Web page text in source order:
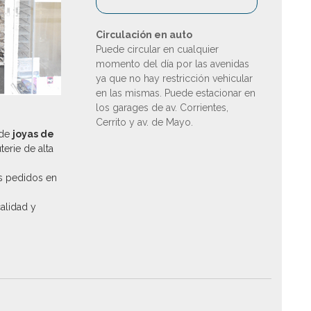
joyas de
de alta
pedidos en
y
Circulación en auto
Puede circular en cualquier
momento del día por las avenidas
ya que no hay restricción vehicular
en las mismas. Puede estacionar en
los garages de av. Corrientes,
Cerrito y av. de Mayo.